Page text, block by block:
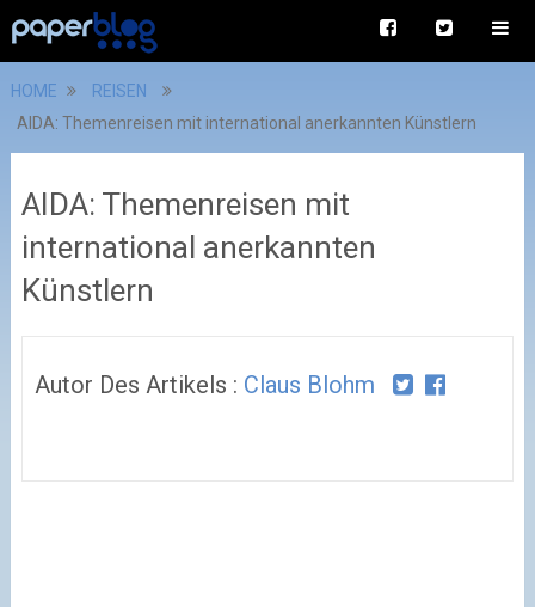
HOME
REISEN
AIDA: Themenreisen mit international anerkannten Künstlern
AIDA: Themenreisen mit
international anerkannten
Künstlern
Autor Des Artikels : Claus Blohm